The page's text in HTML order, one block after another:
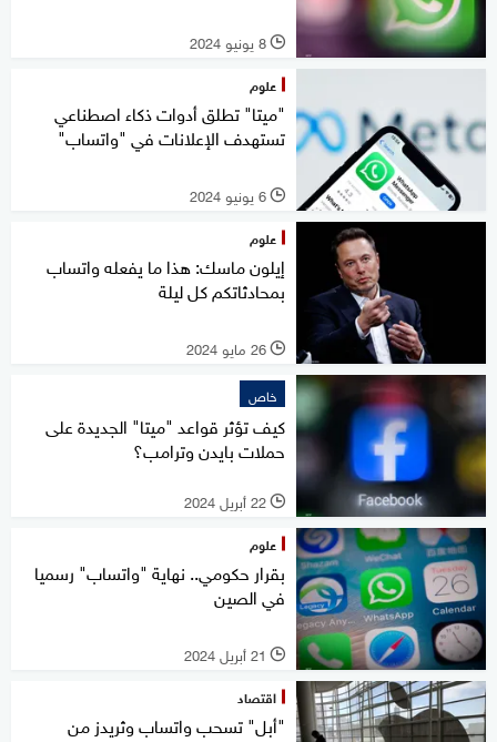
l 8 يونيو 2024
علوم
"ميتا" تطلق أدوات ذكاء اصطناعي
تستهدف الإعلانات في "واتساب"
l 6 يونيو 2024
علوم
إيلون ماسك: هذا ما يفعله واتساب
بمحادثاتكم كل ليلة
l 26 مايو 2024
خاص
كيف تؤثر قواعد "ميتا" الجديدة على
حملات بايدن وترامب؟
l 22 أبريل 2024
علوم
بقرار حكومي.. نهاية "واتساب" رسميا
في الصين
l 21 أبريل 2024
اقتصاد
"أبل" تسحب واتساب وثريدز من